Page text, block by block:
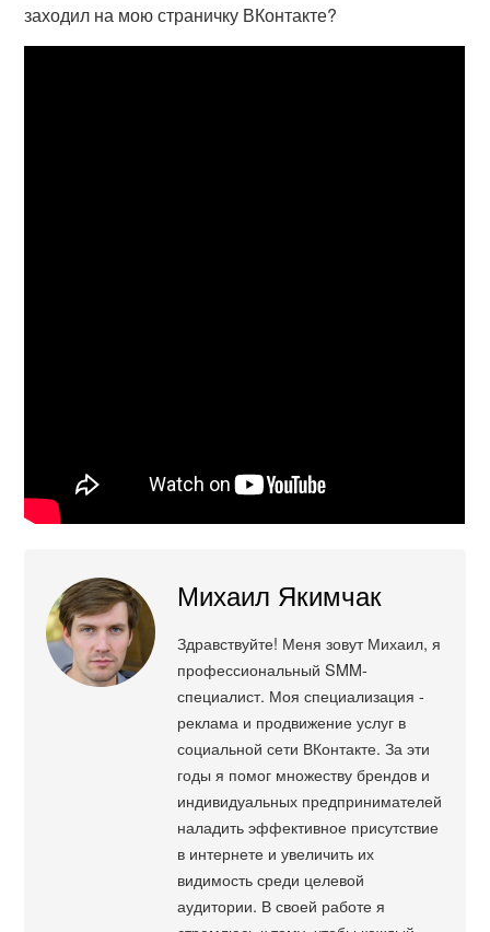
заходил на мою страничку ВКонтакте?
Михаил Якимчак
Здравствуйте! Меня зовут Михаил, я
профессиональный SMM-
специалист. Моя специализация -
реклама и продвижение услуг в
социальной сети ВКонтакте. За эти
годы я помог множеству брендов и
индивидуальных предпринимателей
наладить эффективное присутствие
в интернете и увеличить их
видимость среди целевой
аудитории. В своей работе я